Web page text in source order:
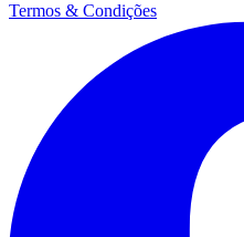
Termos & Condições